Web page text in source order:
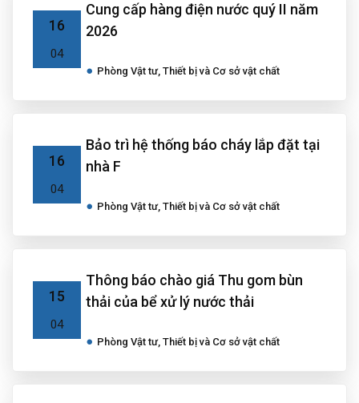
16
04
Cung cấp hàng điện nước quý II năm
2026
Phòng Vật tư, Thiết bị và Cơ sở vật chất
16
04
Bảo trì hệ thống báo cháy lắp đặt tại
nhà F
Phòng Vật tư, Thiết bị và Cơ sở vật chất
15
04
Thông báo chào giá Thu gom bùn
thải của bể xử lý nước thải
Phòng Vật tư, Thiết bị và Cơ sở vật chất